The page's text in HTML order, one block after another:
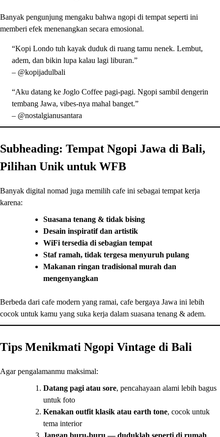
Banyak pengunjung mengaku bahwa ngopi di tempat seperti ini
memberi efek menenangkan secara emosional.
“Kopi Londo tuh kayak duduk di ruang tamu nenek. Lembut,
adem, dan bikin lupa kalau lagi liburan.”
– @kopijadulbali
“Aku datang ke Joglo Coffee pagi-pagi. Ngopi sambil dengerin
tembang Jawa, vibes-nya mahal banget.”
– @nostalgianusantara
Subheading: Tempat Ngopi Jawa di Bali,
Pilihan Unik untuk WFB
Banyak digital nomad juga memilih cafe ini sebagai tempat kerja
karena:
Suasana tenang & tidak bising
Desain inspiratif dan artistik
WiFi tersedia di sebagian tempat
Staf ramah, tidak tergesa menyuruh pulang
Makanan ringan tradisional murah dan
mengenyangkan
Berbeda dari cafe modern yang ramai, cafe bergaya Jawa ini lebih
cocok untuk kamu yang suka kerja dalam suasana tenang & adem.
Tips Menikmati Ngopi Vintage di Bali
Agar pengalamanmu maksimal:
Datang pagi atau sore, pencahayaan alami lebih bagus
untuk foto
Kenakan outfit klasik atau earth tone, cocok untuk
tema interior